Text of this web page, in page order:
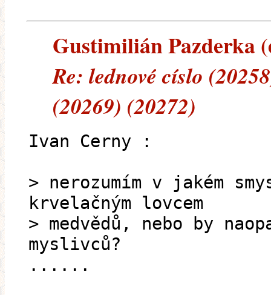
Gustimilián Pazderka
Re: lednové císlo
(20269) (20272)
Ivan Cerny :
> nerozumím v jakém
krvelačným lovcem
> medvědů, nebo by
myslivců?
......